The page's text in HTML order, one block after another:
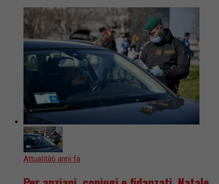
Attualità6 anni fa